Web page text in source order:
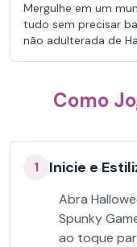
Mergulhe em um
tudo sem precisar
não adulterada de
Como
1 Inicie e
Abra
Spunky
ao toque